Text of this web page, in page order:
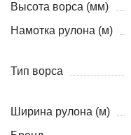
Высота ворса (мм)
Намотка рулона (м)
Тип ворса
Ширина рулона (м)